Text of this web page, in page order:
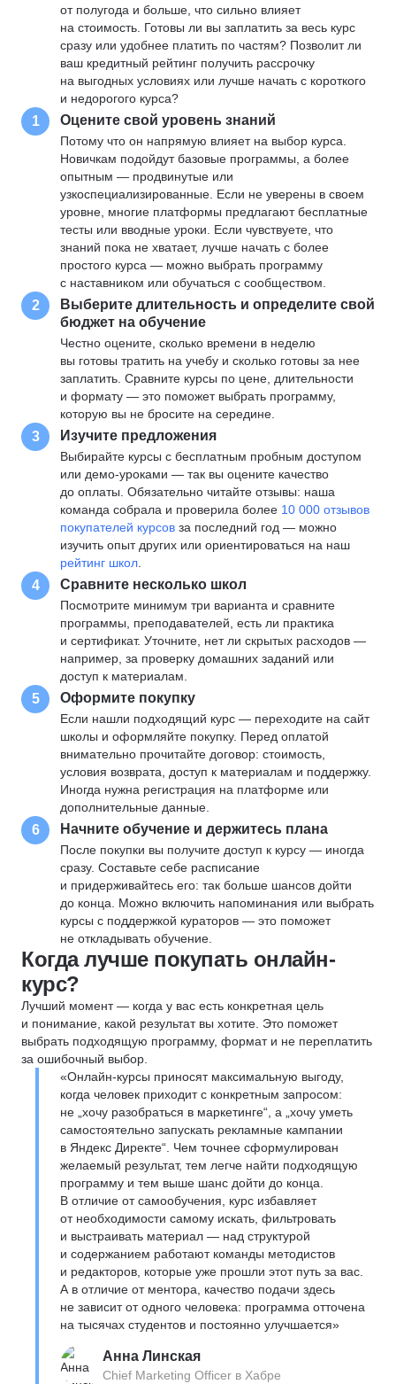
от полугода и больше, что сильно влияет
на стоимость. Готовы ли вы заплатить за весь курс
сразу или удобнее платить по частям? Позволит ли
ваш кредитный рейтинг получить рассрочку
на выгодных условиях или лучше начать с короткого
и недорогого курса?
1 Оцените свой уровень знаний
Потому что он напрямую влияет на выбор курса.
Новичкам подойдут базовые программы, а более
опытным — продвинутые или
узкоспециализированные. Если не уверены в своем
уровне, многие платформы предлагают бесплатные
тесты или вводные уроки. Если чувствуете, что
знаний пока не хватает, лучше начать с более
простого курса — можно выбрать программу
с наставником или обучаться с сообществом.
2
Выберите длительность и определите свой
бюджет на обучение
Честно оцените, сколько времени в неделю
вы готовы тратить на учебу и сколько готовы за нее
заплатить. Сравните курсы по цене, длительности
и формату — это поможет выбрать программу,
которую вы не бросите на середине.
3 Изучите предложения
Выбирайте курсы с бесплатным пробным доступом
или демо-уроками — так вы оцените качество
до оплаты. Обязательно читайте отзывы: наша
команда собрала и проверила более 10 000 отзывов
покупателей курсов за последний год — можно
изучить опыт других или ориентироваться на наш
рейтинг школ
4 Сравните несколько школ
Посмотрите минимум три варианта и сравните
программы, преподавателей, есть ли практика
и сертификат. Уточните, нет ли скрытых расходов —
например, за проверку домашних заданий или
доступ к материалам.
5 Оформите покупку
Если нашли подходящий курс — переходите на сайт
школы и оформляйте покупку. Перед оплатой
внимательно прочитайте договор: стоимость,
условия возврата, доступ к материалам и поддержку.
Иногда нужна регистрация на платформе или
дополнительные данные.
6 Начните обучение и держитесь плана
После покупки вы получите доступ к курсу — иногда
сразу. Составьте себе расписание
и придерживайтесь его: так больше шансов дойти
до конца. Можно включить напоминания или выбрать
курсы с поддержкой кураторов — это поможет
не откладывать обучение.
Когда лучше покупать онлайн-
курс?
Лучший момент — когда у вас есть конкретная цель
и понимание, какой результат вы хотите. Это поможет
выбрать подходящую программу, формат и не переплатить
за ошибочный выбор.
«Онлайн-курсы приносят максимальную выгоду,
когда человек приходит с конкретным запросом:
не „хочу разобраться в маркетинге“, а „хочу уметь
самостоятельно запускать рекламные кампании
в Яндекс Директе“. Чем точнее сформулирован
желаемый результат, тем легче найти подходящую
программу и тем выше шанс дойти до конца.
В отличие от самообучения, курс избавляет
от необходимости самому искать, фильтровать
и выстраивать материал — над структурой
и содержанием работают команды методистов
и редакторов, которые уже прошли этот путь за вас.
А в отличие от ментора, качество подачи здесь
не зависит от одного человека: программа отточена
на тысячах студентов и постоянно улучшается»
Анна Линская
Chief Marketing Officer в Хабре